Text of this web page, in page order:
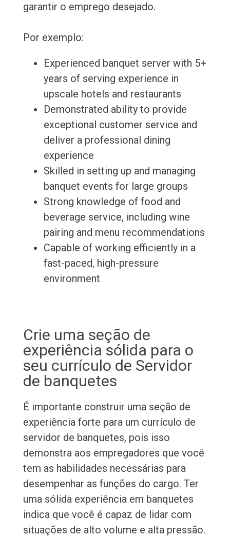
garantir o emprego desejado.
Por exemplo:
Experienced banquet server with 5+
years of serving experience in
upscale hotels and restaurants
Demonstrated ability to provide
exceptional customer service and
deliver a professional dining
experience
Skilled in setting up and managing
banquet events for large groups
Strong knowledge of food and
beverage service, including wine
pairing and menu recommendations
Capable of working efficiently in a
fast-paced, high-pressure
environment
Crie uma seção de
experiência sólida para o
seu currículo de Servidor
de banquetes
É importante construir uma seção de
experiência forte para um currículo de
servidor de banquetes, pois isso
demonstra aos empregadores que você
tem as habilidades necessárias para
desempenhar as funções do cargo. Ter
uma sólida experiência em banquetes
indica que você é capaz de lidar com
situações de alto volume e alta pressão.